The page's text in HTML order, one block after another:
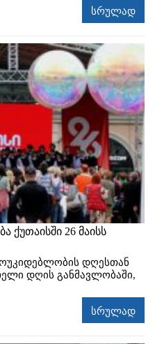
სრულად
ქუთაისში 26 მაისს
დღესთან
დღის განმავლობაში,
სრულად